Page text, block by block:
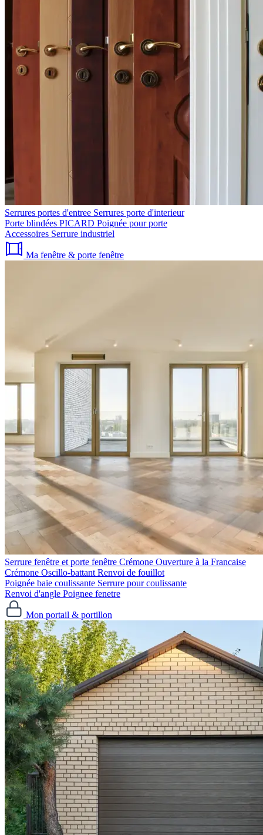
Serrures portes d'entree Serrures porte d'interieur
Porte blindées PICARD Poignée pour porte
Accessoires Serrure industriel
Ma fenêtre & porte fenêtre
Serrure fenêtre et porte fenêtre
Crémone Ouverture à la Francaise
Crémone Oscillo-battant Renvoi de fouillot
Poignée baie coulissante Serrure pour coulissante
Renvoi d'angle Poignee fenetre
Mon portail & portillon